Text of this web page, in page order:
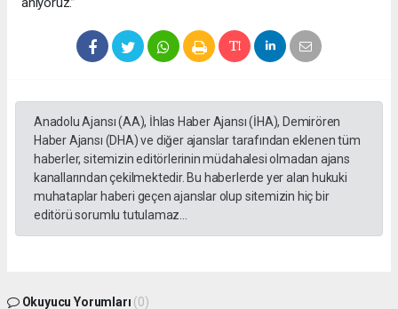
Anadolu Ajansı (AA), İhlas Haber Ajansı (İHA), Demirören
Haber Ajansı (DHA) ve diğer ajanslar tarafından eklenen tüm
haberler, sitemizin editörlerinin müdahalesi olmadan ajans
kanallarından çekilmektedir. Bu haberlerde yer alan hukuki
muhataplar haberi geçen ajanslar olup sitemizin hiç bir
editörü sorumlu tutulamaz...
Okuyucu Yorumları (0)